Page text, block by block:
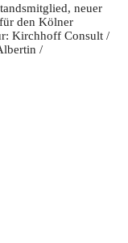
neuer
den Kölner
Kirchhoff Consult /
/